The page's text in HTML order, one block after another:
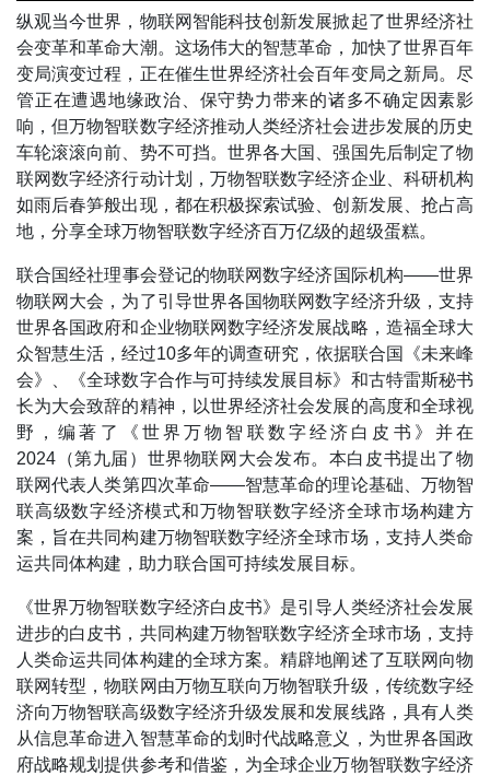
纵观当今世界，物联网智能科技创新发展掀起了世界经济社
会变革和革命大潮。这场伟大的智慧革命，加快了世界百年
变局演变过程，正在催生世界经济社会百年变局之新局。尽
管正在遭遇地缘政治、保守势力带来的诸多不确定因素影
响，但万物智联数字经济推动人类经济社会进步发展的历史
车轮滚滚向前、势不可挡。世界各大国、强国先后制定了物
联网数字经济行动计划，万物智联数字经济企业、科研机构
如雨后春笋般出现，都在积极探索试验、创新发展、抢占高
地，分享全球万物智联数字经济百万亿级的超级蛋糕。
联合国经社理事会登记的物联网数字经济国际机构——世界
物联网大会，为了引导世界各国物联网数字经济升级，支持
世界各国政府和企业物联网数字经济发展战略，造福全球大
众智慧生活，经过10多年的调查研究，依据联合国《未来峰
会》、《全球数字合作与可持续发展目标》和古特雷斯秘书
长为大会致辞的精神，以世界经济社会发展的高度和全球视
野，编著了《世界万物智联数字经济白皮书》并在
2024（第九届）世界物联网大会发布。本白皮书提出了物
联网代表人类第四次革命——智慧革命的理论基础、万物智
联高级数字经济模式和万物智联数字经济全球市场构建方
案，旨在共同构建万物智联数字经济全球市场，支持人类命
运共同体构建，助力联合国可持续发展目标。
《世界万物智联数字经济白皮书》 是引导人类经济社会发展
进步的白皮书，共同构建万物智联数字经济全球市场，支持
人类命运共同体构建的全球方案。精辟地阐述了互联网向物
联网转型，物联网由万物互联向万物智联升级，传统数字经
济向万物智联高级数字经济升级发展和发展线路，具有人类
从信息革命进入智慧革命的划时代战略意义， 为世界各国政
府战略规划提供参考和借鉴，为全球企业万物智联数字经济